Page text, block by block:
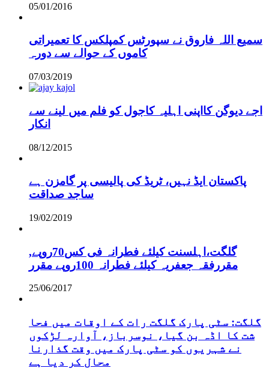
05/01/2016
سمیع اللہ فاروق نے سپورٹس کمپلکس کا تعمیراتی
کاموں کے حوالے سے دورہ
07/03/2019
اجے دیوگن کااپنی اہلیہ کاجول کو فلم میں لینے سے
انکار
08/12/2015
پاکستان ایڈ نہیں، ٹریڈ کی پالیسی پر گامزن ہے
ساجد صداقت
19/02/2019
,گلگت،اہلسنت کیلئے فطرانہ فی کس70روپے
مقررفقہ جعفریہ کیلئے فطرانہ 100روپے مقرر
25/06/2017
گلگت: سٹی پارک گلگت رات کے اوقات میں فحا
شت کا اڈہ بن گیا، نوسرباز، آوارہ لڑکوں
نے شہریوں کو سٹی پارک میں وقت گذارنا
محال کر دیا ہے